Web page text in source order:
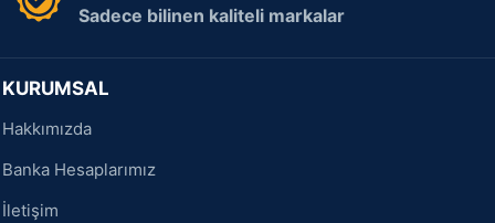
Sadece bilinen kaliteli markalar
KURUMSAL
Hakkımızda
Banka Hesaplarımız
İletişim